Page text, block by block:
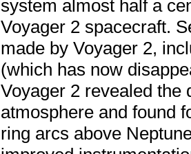
system almost half a
Voyager 2 spacecraft.
made by Voyager 2,
(which has now
Voyager 2 revealed the
atmosphere and found
ring arcs above